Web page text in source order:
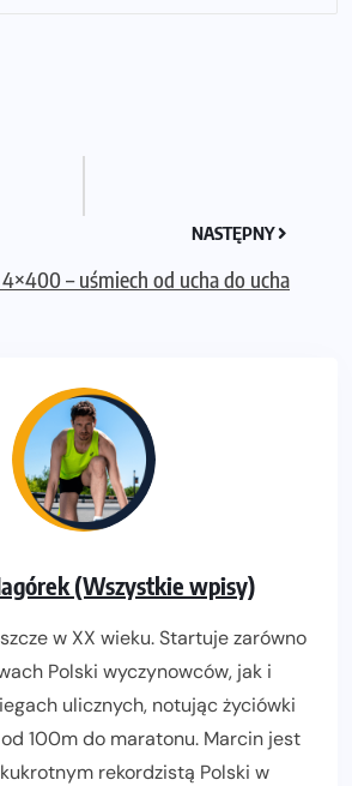
NASTĘPNY
– uśmiech od ucha do ucha
(Wszystkie wpisy)
w XX wieku. Startuje zarówno
Polski wyczynowców, jak i
ulicznych, notując życiówki
100m do maratonu. Marcin jest
rekordzistą Polski w